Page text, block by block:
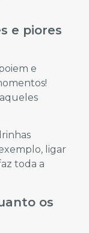
e piores
e
ligar
toda a
os